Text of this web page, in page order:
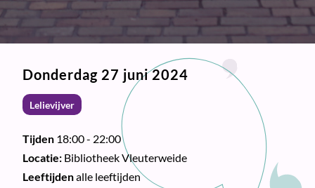
Donderdag 27 juni 2024
Lelievijver
Tijden 18:00 - 22:00
Locatie: Bibliotheek Vleuterweide
Leeftijdenalle leeftijden